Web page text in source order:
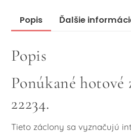
22234
Popis Ďalšie
Popis
Ponúkané hotové
22234.
Tieto záclony sa vyznačujú